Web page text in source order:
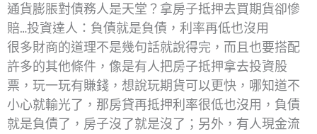
通貨膨脹對債務人是天堂？拿房子抵押去買期貨卻慘
賠…投資達人：負債就是負債，利率再低也沒用
很多財商的道理不是幾句話就說得完，而且也要搭配
許多的其他條件，像是有人把房子抵押拿去投資股
票，玩一玩有賺錢，想說玩期貨可以更快，哪知道不
小心就輸光了，那房貸再抵押利率很低也沒用，負債
就是負債了，房子沒了就是沒了；另外，有人現金流